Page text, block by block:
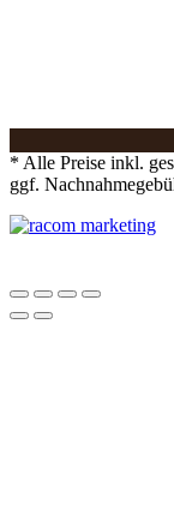
* Alle Preise inkl.
ggf.